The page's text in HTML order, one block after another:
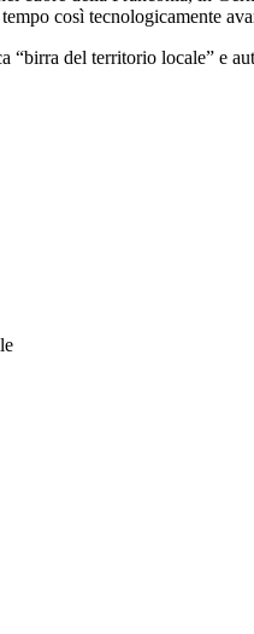
così tecnologicamente
“birra del territorio locale” e